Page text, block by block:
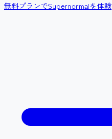
無料プランでSupernormalを体験